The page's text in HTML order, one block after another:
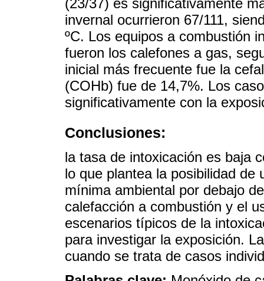
invernal ocurrieron 67/111,
ºC. Los equipos a combustión
fueron los calefones a gas,
inicial más frecuente fue la
(COHb) fue de 14,7%. Los
significativamente con la
Conclusiones:
la tasa de intoxicación es baja
lo que plantea la posibilidad de
mínima ambiental por debajo
calefacción a combustión y el
escenarios típicos de la
para investigar la exposición.
cuando se trata de casos